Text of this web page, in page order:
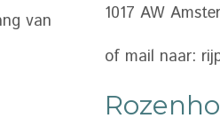
van
1017 AW
of mail naar: